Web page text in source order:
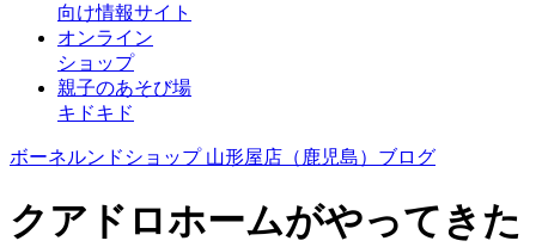
向け情報サイト
オンライン
ショップ
親子のあそび場
キドキド
ボーネルンドショップ 山形屋店（鹿児島）ブログ
クアドロホームがやってきた